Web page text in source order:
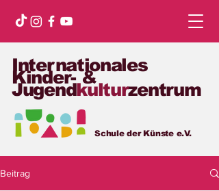
Internationales
Kinder- &
Jugendkulturzentrum
Schule der Künste e.V.
Beitrag